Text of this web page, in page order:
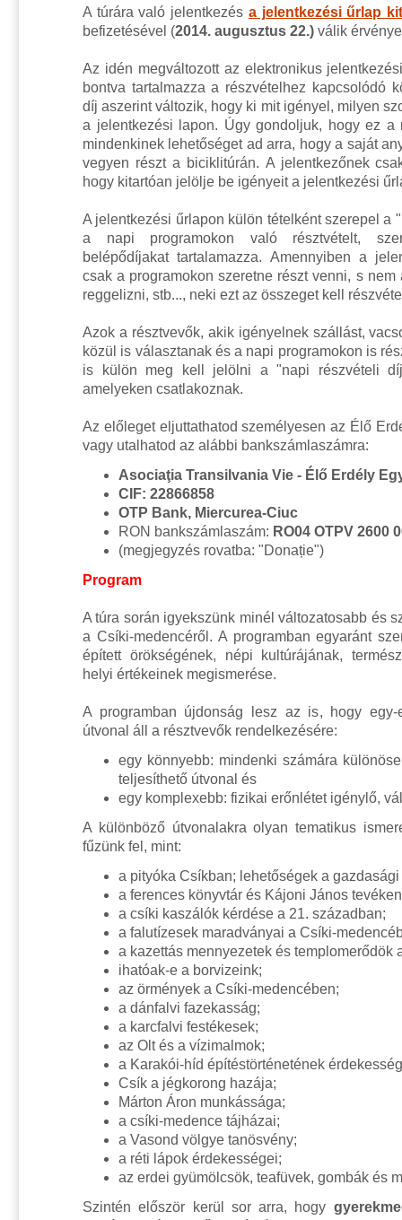
A túrára való jelentkezés a jelentkezési űrlap
befizetésével (2014. augusztus 22.) válik
Az idén megváltozott az elektronikus
bontva tartalmazza a részvételhez kapcsolódó
díj aszerint változik, hogy ki mit igényel, milyen
a jelentkezési lapon. Úgy gondoljuk, hogy ez a
mindenkinek lehetőséget ad arra, hogy a saját
vegyen részt a biciklitúrán. A jelentkezőnek
hogy kitartóan jelölje be igényeit a jelentkezési
A jelentkezési űrlapon külön tételként szerepel a
a napi programokon való résztvételt,
belépődíjakat tartalamazza. Amennyiben a
csak a programokonszeretne részt venni, s
reggelizni, stb..., neki ezt az összeget kell
Azok a résztvevők, akik igényelnek szállást,
közül is választanak és a napi programokon is
is külön meg kell jelölni a "napi részvételi
amelyeken csatlakoznak.
Az előleget eljuttathatod személyesen az Élő
vagy utalhatod az alábbi bankszámlaszámra:
Asociaţia Transilvania Vie - Élő Erdély
CIF: 22866858
OTP Bank, Miercurea-Ciuc
RON bankszámlaszám: RO04 OTPV 2600
(megjegyzés rovatba: "Donație")
Program
A túra során igyekszünk minél változatosabb és
a Csíki-medencéről. A programban egyaránt
épített örökségének, népi kultúrájának,
helyi értékeinek megismerése.
A programban újdonság lesz az is, hogy
útvonal áll a résztvevők rendelkezésére:
egy könnyebb: mindenki számára
teljesíthető útvonal és
egy komplexebb: fizikai erőnlétet igénylő,
A különböző útvonalakra olyan tematikus
fűzünk fel, mint:
a pityóka Csíkban; lehetőségek a
a ferences könyvtár és Kájoni János
a csíki kaszálók kérdése a 21. században;
a falutízesek maradványai a Csíki-
a kazettás mennyezetek és templomerődök
ihatóak-e a borvizeink;
az örmények a Csíki-medencében;
a dánfalvi fazekasság;
a karcfalvi festékesek;
az Olt és a vízimalmok;
a Karakói-híd építéstörténetének
Csík a jégkorong hazája;
Márton Áron munkássága;
a csíki-medence tájházai;
a Vasond völgye tanösvény;
a réti lápok érdekességei;
az erdei gyümölcsök, teafüvek, gombák és
Szintén először kerül sor arra, hogy